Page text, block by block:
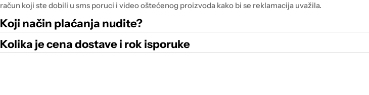
račun koji ste dobili u sms poruci i video oštećenog proizvoda kako bi se reklamacija uvažila.
Koji način plaćanja nudite?
Kolika je cena dostave i rok isporuke